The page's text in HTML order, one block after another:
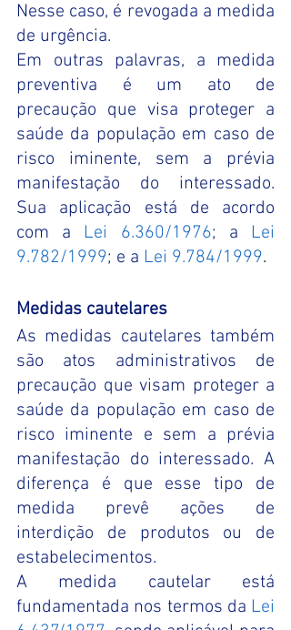
Nesse caso, é revogada a medida
de urgência.
Em outras palavras, a medida
preventiva é um ato de
precaução que visa proteger a
saúde da população em caso de
risco iminente, sem a prévia
manifestação do interessado.
Sua aplicação está de acordo
com a
Lei 6.360/1976; a Lei
9.782/1999; e a Lei 9.784/1999.
Medidas cautelares
As medidas cautelares também
são atos administrativos de
precaução que visam proteger a
saúde da população em caso de
risco iminente e sem a prévia
manifestação do interessado. A
diferença é que esse tipo de
medida prevê ações de
interdição de produtos ou de
estabelecimentos.
A medida cautelar está
fundamentada nos termos da Lei